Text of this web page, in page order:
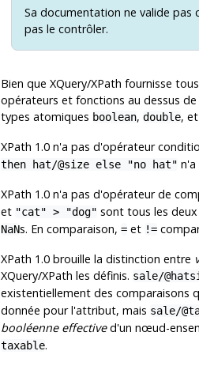
Sa documentation ne valide
pas le contrôler.
Bien que XQuery/XPath fournisse
opérateurs et fonctions au dessus
types atomiques boolean, double,
XPath 1.0 n'a pas d'opérateur
then hat/@size else "no hat" n'a
XPath 1.0 n'a pas d'opérateur de
et "cat" > "dog" sont tous les
NaNs. En comparaison, =et !=
XPath 1.0 brouille la distinction entre
XQuery/XPath les définis. sale/
existentiellement des comparaisons
donnée pour l'attribut, mais sale/
booléenne effectived'un nœud-
taxable.